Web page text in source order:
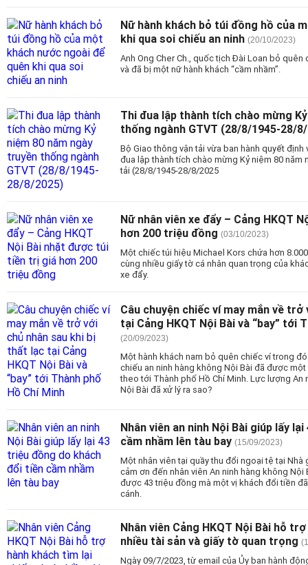
Nữ hành khách bỏ túi đồng hồ của
khi qua soi chiếu an ninh (20/10/2023)
Anh Ong Cher Ch., quốc tịch Đài Loan bỏ
và đã bị một nữ hành khách “cầm nhầm”.
Thi đua lập thành tích chào mừng
thống ngành GTVT (28/8/1945-28/
Bộ Giao thông vận tải vừa ban hành quyết
đua lập thành tích chào mừng Kỷ niệm 80
tải (28/8/1945-28/8/2025
Nữ nhân viên xe đẩy – Cảng HKQT
hơn 200 triệu đồng (03/10/2023)
Một chiếc túi hiệu Michael Kors chứa hơn
cùng nhiều giấy tờ cá nhân quan trọng của
xe đẩy.
Câu chuyện chiếc ví may mắn về
tại Cảng HKQT Nội Bài và “bay” tới
(20/09/2023)
Một hành khách nam bỏ quên chiếc ví trong
chiếu an ninh hàng không Nội Bài đã được
theo tới Thành phố Hồ Chí Minh. Lực lượng An
Nội Bài đã xử lý ra sao?
Nhân viên an ninh Nội Bài giúp lấy
cầm nhầm lên tàu bay (15/09/2023)
Một nhân viên tại quầy thu đổi ngoại tệ tại
cảm ơn đến nhân viên An ninh hàng không
được 43 triệu đồng mà một vị khách đổi tiền
cánh.
Nhân viên Cảng HKQT Nội Bài hỗ
nhiều tài sản và giấy tờ quan trọng
Ngày 09/7/2023, từ email của Ủy ban hành